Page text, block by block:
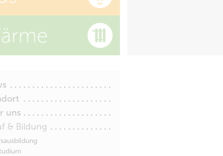
uns
& Bildung